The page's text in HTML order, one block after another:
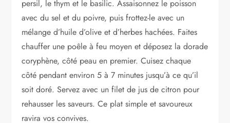
persil, le thym et le basilic. Assaisonnez le poisson
avec du sel et du poivre, puis frottez-le avec un
mélange d’huile d’olive et d’herbes hachées. Faites
chauffer une poêle à feu moyen et déposez la dorade
coryphène, côté peau en premier. Cuisez chaque
côté pendant environ 5 à 7 minutes jusqu’à ce qu’il
soit doré. Servez avec un filet de jus de citron pour
rehausser les saveurs. Ce plat simple et savoureux
ravira vos convives.